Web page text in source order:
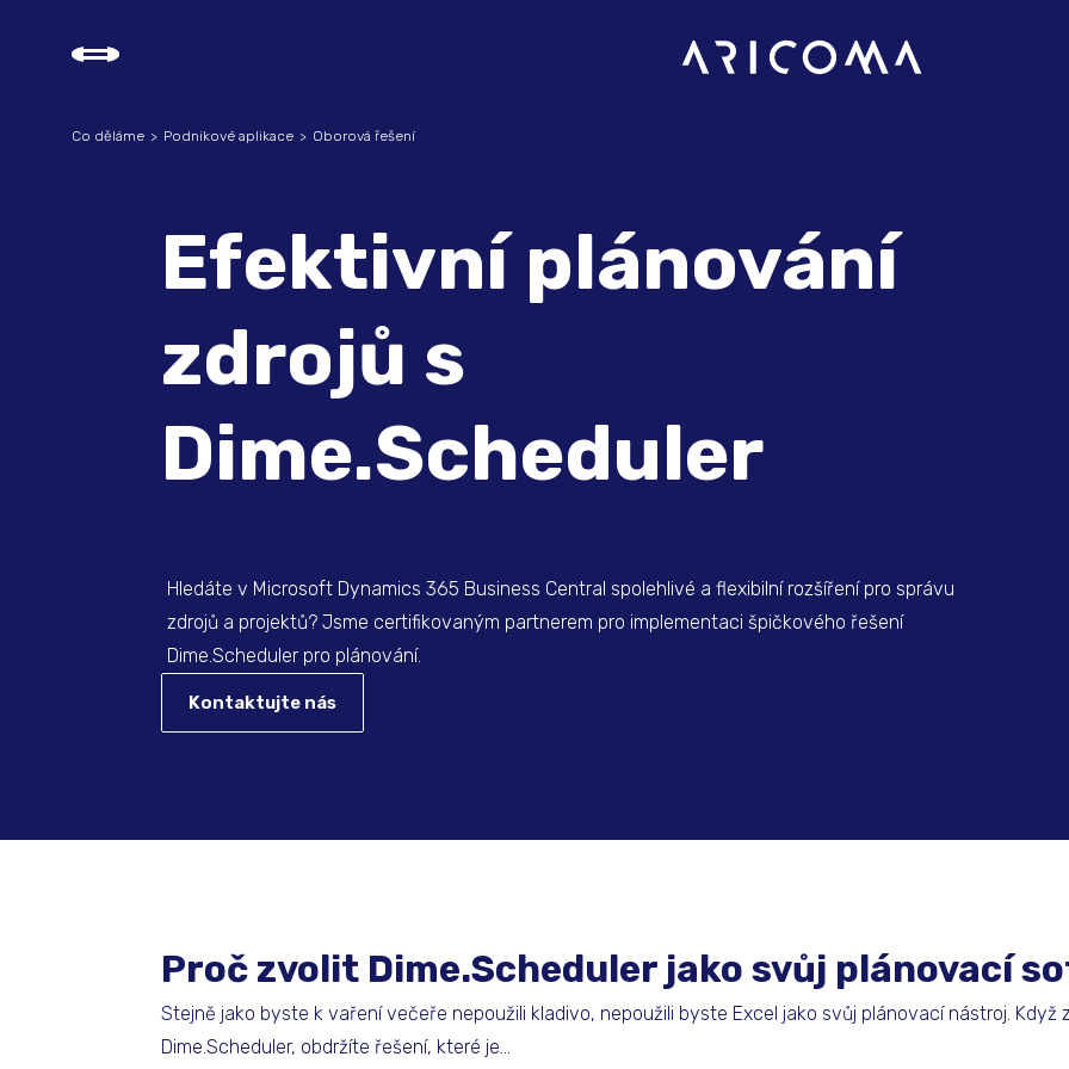
Efektivní plánování
zdrojů s
Dime.Scheduler
Hledáte v Microsoft Dynamics 365 Business Central spolehlivé a flexibilní rozšíření pro správu
zdrojů a projektů? Jsme certifikovaným partnerem pro implementaci špičkového řešení
Dime.Scheduler pro plánování.
Kontaktujte nás
Co děláme Podnikové aplikace Oborová řešení
Proč zvolit Dime.Scheduler jako svůj plánovací
Stejně jako byste k vaření večeře nepoužili kladivo, nepoužili byste Excel jako svůj plánovací nástroj. Když
Dime.Scheduler, obdržíte řešení, které je...